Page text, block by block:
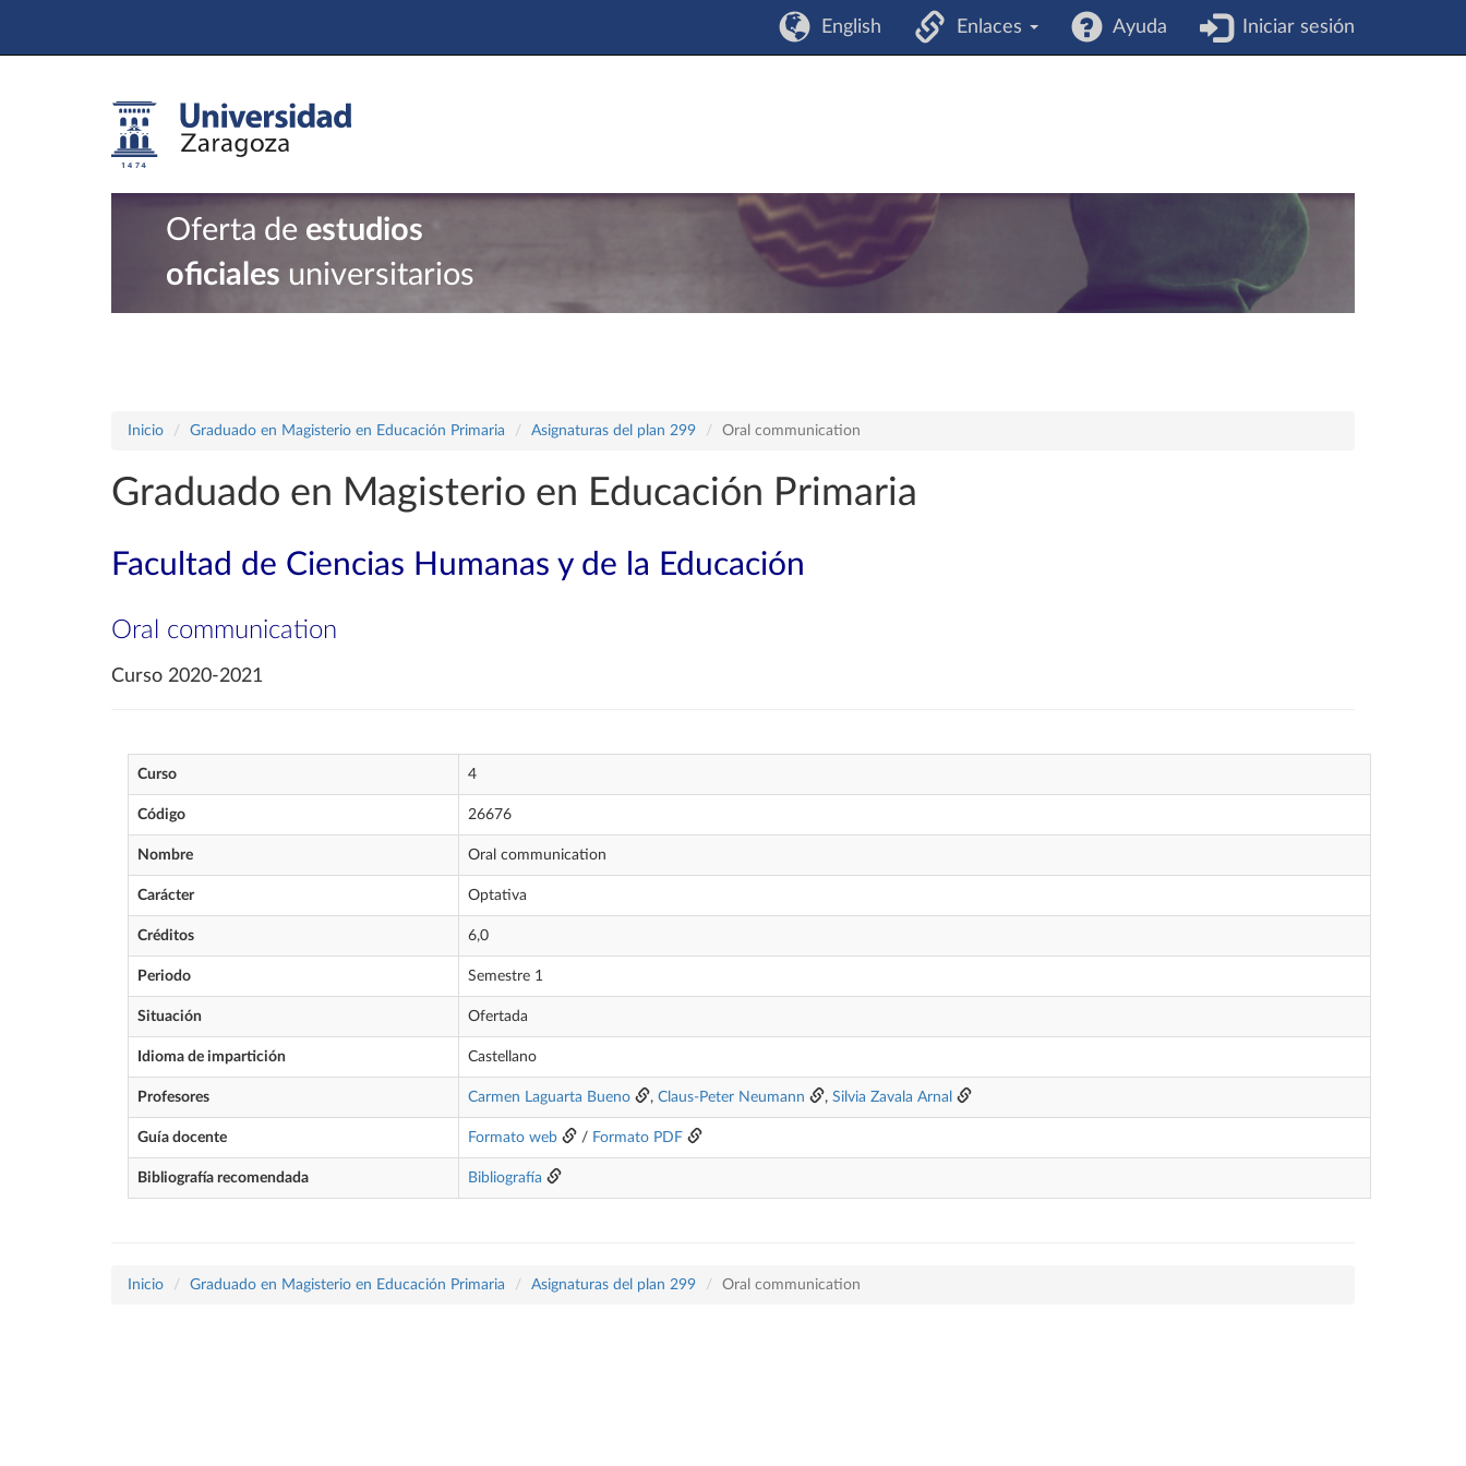
English Enlaces Ayuda Iniciar sesión
Oferta de estudios
oficiales universitarios
Inicio Graduado en Magisterio en Educación Primaria Asignaturas del plan 299 Oral communication
Graduado en Magisterio en Educación Primaria
Facultad de Ciencias Humanas y de la Educación
Oral communication
Curso 2020-2021
Curso 4
Código 26676
Nombre Oral communication
Carácter Optativa
Créditos 6,0
Periodo Semestre 1
Situación Ofertada
Idioma de impartición Castellano
Profesores Carmen Laguarta Bueno , Claus-Peter Neumann , Silvia Zavala Arnal
Guía docente Formato web / Formato PDF
Bibliografía recomendada Bibliografía
Inicio Graduado en Magisterio en Educación Primaria Asignaturas del plan 299 Oral communication